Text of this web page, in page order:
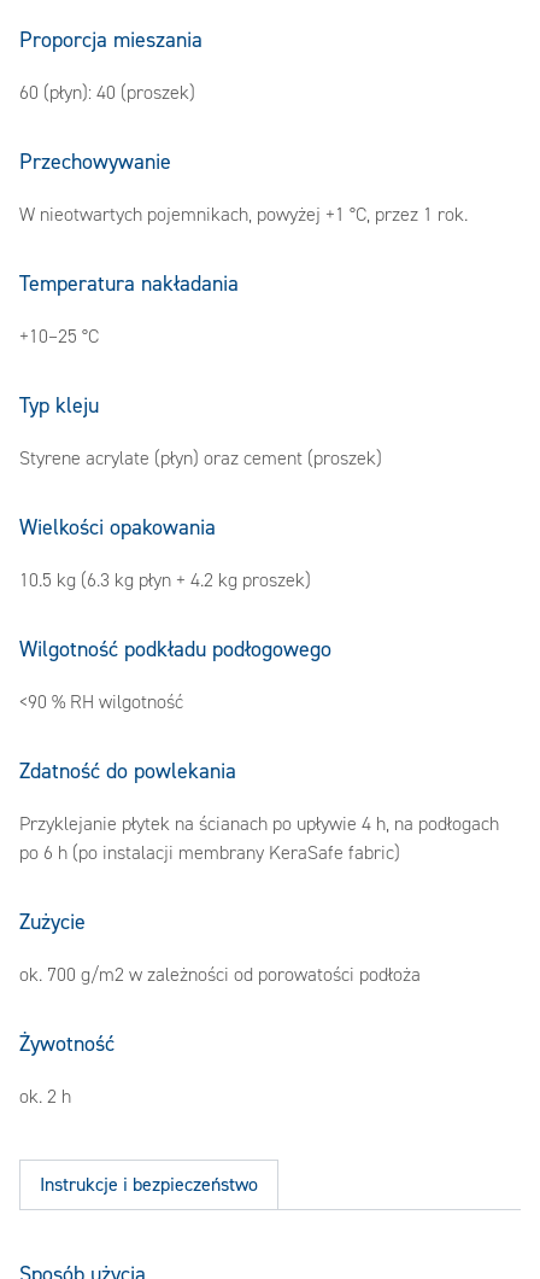
Proporcja mieszania
60 (płyn): 40 (proszek)
Przechowywanie
W nieotwartych pojemnikach, powyżej +1 °C, przez 1 rok.
Temperatura nakładania
+10–25 °C
Typ kleju
Styrene acrylate (płyn) oraz cement (proszek)
Wielkości opakowania
10.5 kg (6.3 kg płyn + 4.2 kg proszek)
Wilgotność podkładu podłogowego
<90 % RH wilgotność
Zdatność do powlekania
Przyklejanie płytek na ścianach po upływie 4 h, na podłogach
po 6 h (po instalacji membrany KeraSafe fabric)
Zużycie
ok. 700 g/m2 w zależności od porowatości podłoża
Żywotność
ok. 2 h
Instrukcje i bezpieczeństwo